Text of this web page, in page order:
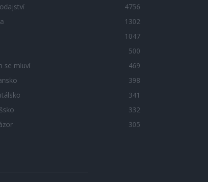
4756
1302
1047
500
se mluví
469
398
341
332
305